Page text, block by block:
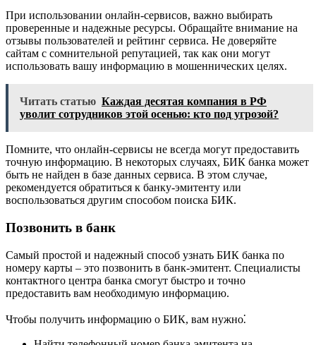
При использовании онлайн-сервисов, важно выбирать
проверенные и надежные ресурсы. Обращайте внимание на
отзывы пользователей и рейтинг сервиса. Не доверяйте
сайтам с сомнительной репутацией, так как они могут
использовать вашу информацию в мошеннических целях.
Читать статью Каждая десятая компания в РФ
уволит сотрудников этой осенью: кто под угрозой?
Помните, что онлайн-сервисы не всегда могут предоставить
точную информацию. В некоторых случаях, БИК банка может
быть не найден в базе данных сервиса. В этом случае,
рекомендуется обратиться к банку-эмитенту или
воспользоваться другим способом поиска БИК.
Позвонить в банк
Самый простой и надежный способ узнать БИК банка по
номеру карты – это позвонить в банк-эмитент. Специалисты
контактного центра банка смогут быстро и точно
предоставить вам необходимую информацию.
Чтобы получить информацию о БИК, вам нужно⁚